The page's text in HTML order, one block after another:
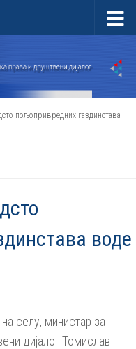
пољопривредних газдинстава
воде
селу, министар за
дијалог Томислав